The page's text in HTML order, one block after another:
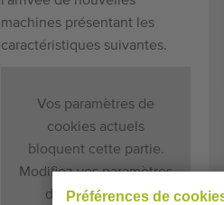
Préférences de
machines présentant les
caractéristiques suivantes.
Vos paramètres de
cookies actuels
bloquent cette partie.
Modifiez vos paramètres
de cookies pour